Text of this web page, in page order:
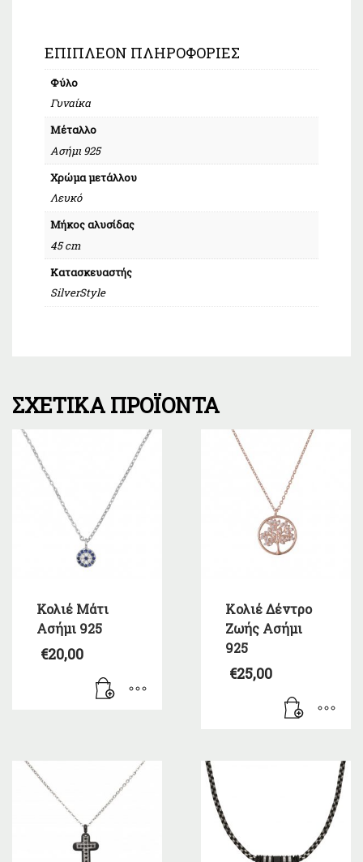
ΕΠΙΠΛΈΟΝ ΠΛΗΡΟΦΟΡΊΕΣ
Φύλο
Γυναίκα
Μέταλλο
Ασήμι 925
Χρώμα μετάλλου
Λευκό
Μήκος αλυσίδας
45 cm
Κατασκευαστής
SilverStyle
ΣΧΕΤΙΚΆ ΠΡΟΪΌΝΤΑ
Κολιέ Μάτι
Ασήμι 925
€20,00
Kολιέ Δέντρο
Ζωής Ασήμι
925
€25,00